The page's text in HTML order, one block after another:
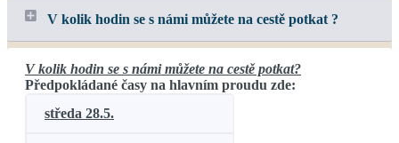
V kolik hodin se s námi můžete na cestě potkat ?
V kolik hodin se s námi můžete na cestě potkat?
Předpokládané časy na hlavním proudu zde:
středa 28.5.